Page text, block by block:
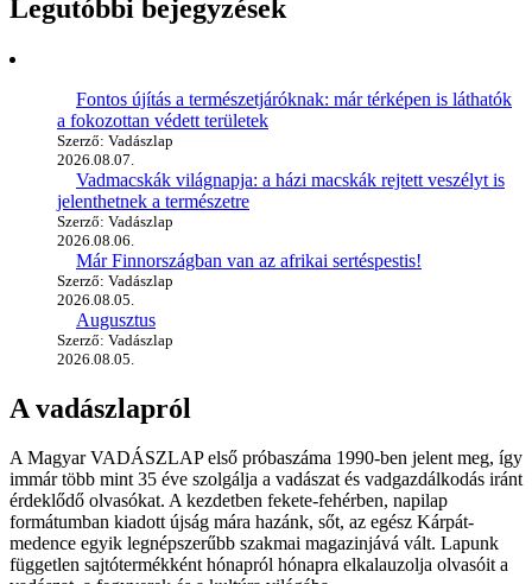
Legutóbbi bejegyzések
Fontos újítás a természetjáróknak: már térképen is láthatók
a fokozottan védett területek
Szerző: Vadászlap
2026.08.07.
Vadmacskák világnapja: a házi macskák rejtett veszélyt is
jelenthetnek a természetre
Szerző: Vadászlap
2026.08.06.
Már Finnországban van az afrikai sertéspestis!
Szerző: Vadászlap
2026.08.05.
Augusztus
Szerző: Vadászlap
2026.08.05.
A vadászlapról
A Magyar VADÁSZLAP első próbaszáma 1990-ben jelent meg, így
immár több mint 35 éve szolgálja a vadászat és vadgazdálkodás iránt
érdeklődő olvasókat. A kezdetben fekete-fehérben, napilap
formátumban kiadott újság mára hazánk, sőt, az egész Kárpát-
medence egyik legnépszerűbb szakmai magazinjává vált. Lapunk
független sajtótermékként hónapról hónapra elkalauzolja olvasóit a